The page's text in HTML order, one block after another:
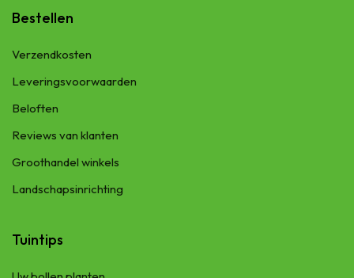
Bestellen
Verzendkosten
Leveringsvoorwaarden
Beloften
Reviews van klanten
Groothandel winkels
Landschapsinrichting
Tuintips